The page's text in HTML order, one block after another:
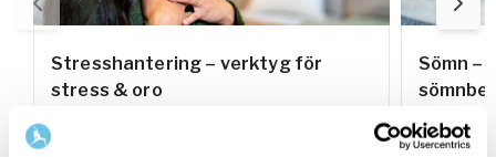
Stresshantering – verktyg för
stress & oro
Sömn –
På denna
vill lära